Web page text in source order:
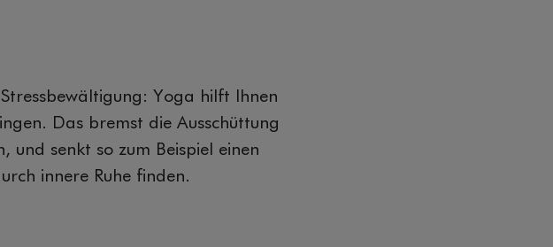
Yoga hilft Ihnen
Das bremst die Ausschüttung
und senkt so zum Beispiel einen
innere Ruhe finden.